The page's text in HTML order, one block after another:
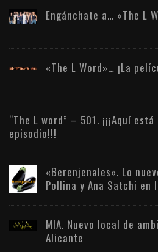
Engánchate a… «The L
«The L Word»… ¡La
“The L word” – 501. ¡¡¡Aquí
episodio!!!
«Berenjenales». Lo
Pollina y Ana Satchi en
MIA. Nuevo local de
Alicante